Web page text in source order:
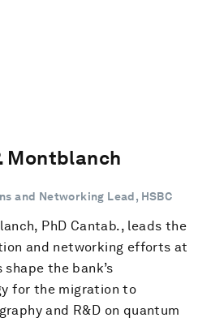
Montblanch
and Networking Lead, HSBC
PhD Cantab., leads the
and networking efforts at
shape the bank’s
for the migration to
and R&D on quantum